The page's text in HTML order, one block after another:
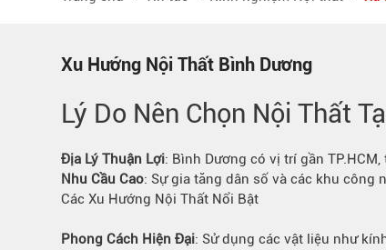
Ổ khóa tủ
Máy hút mùi
Phụ kiện tủ áo
Thùng đựng gạo
Bếp từ-Bếp hồng ngoại
Chậu rửa bát
Ray trượt – bản lề – tay nắm cửa
Xu Hướng Nội Thất Bình Dương
Lý Do Nên Chọn Nội Thất
Địa Lý Thuận Lợi: Bình Dương có vị trí gần
Nhu Cầu Cao: Sự gia tăng dân số và các khu công
Các Xu Hướng Nội Thất Nổi Bật
Phong Cách Hiện Đại: Sử dụng các vật liệu như